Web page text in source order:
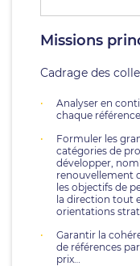
Missions
Cadrage des
Analyser en
chaque
Formuler les
catégories de
développer,
renouvellement
les objectifs de
la direction tout
orientations
Garantir la
de références
prix…